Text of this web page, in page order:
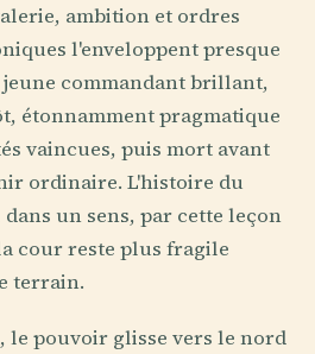
ambition et ordres
l'enveloppent presque
jeune commandant brillant,
étonnamment pragmatique
vaincues, puis mort avant
ordinaire. L'histoire du
un sens, par cette leçon
cour reste plus fragile
terrain.
le pouvoir glisse vers le nord